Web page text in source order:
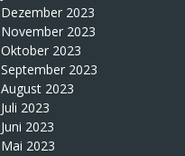
Dezember 2023
November 2023
Oktober 2023
September 2023
August 2023
Juli 2023
Juni 2023
Mai 2023